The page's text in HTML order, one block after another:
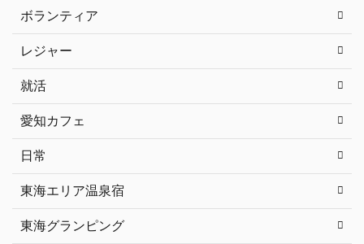
ボランティア
レジャー
就活
愛知カフェ
日常
東海エリア温泉宿
東海グランピング